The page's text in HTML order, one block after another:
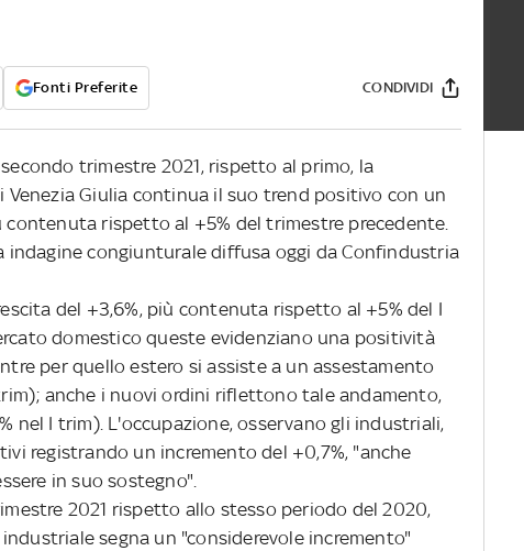
Fonti Preferite CONDIVIDI
secondo trimestre 2021, rispetto al primo, la
Giulia continua il suo trend positivo con un
contenuta rispetto al +5% del trimestre precedente.
congiunturale diffusa oggi da Confindustria
del +3,6%, più contenuta rispetto al +5% del I
domestico queste evidenziano una positività
per quello estero si assiste a un assestamento
anche i nuovi ordini riflettono tale andamento,
nel I trim). L'occupazione, osservano gli industriali,
registrando un incremento del +0,7%, "anche
in suo sostegno".
2021 rispetto allo stesso periodo del 2020,
segna un "considerevole incremento"